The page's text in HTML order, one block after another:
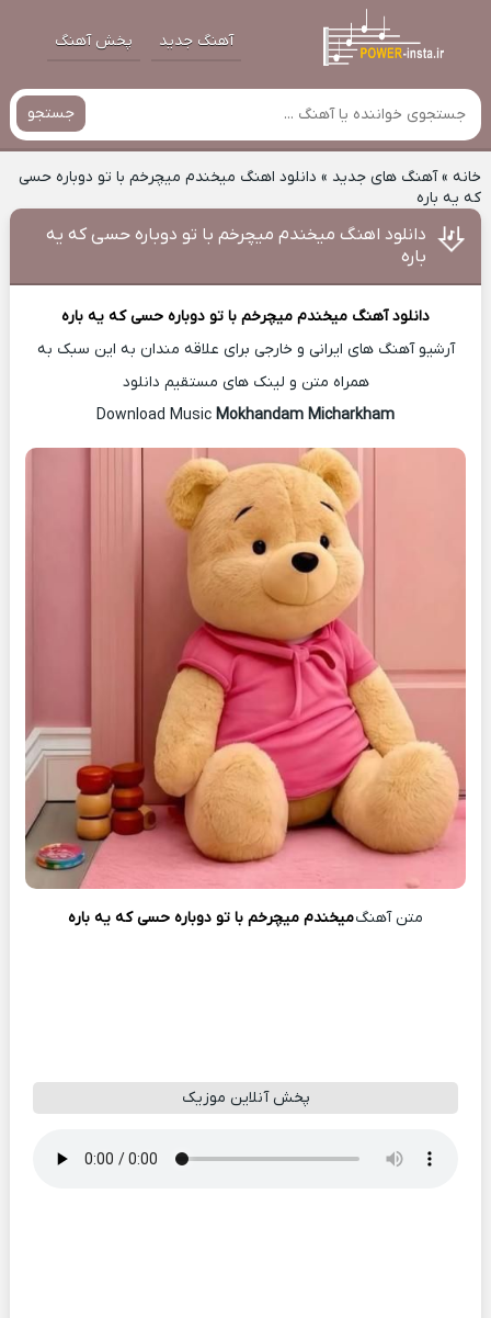
آهنگ جدید پخش آهنگ
جستجو
خانه»آهنگ های جدید » دانلود اهنگ میخندم میچرخم با تو دوباره حسی
که یه باره
دانلود اهنگ میخندم میچرخم با تو دوباره حسی که یه
باره
دانلود آهنگ میخندم میچرخم با تو دوباره حسی که یه باره
آرشیو آهنگ های ایرانی و خارجی برای علاقه مندان به این سبک به
همراه متن و لینک های مستقیم دانلود
Download Music
Mokhandam Micharkham
متن آهنگمیخندم میچرخم با تو دوباره حسی که یه باره
پخش آنلاین موزیک